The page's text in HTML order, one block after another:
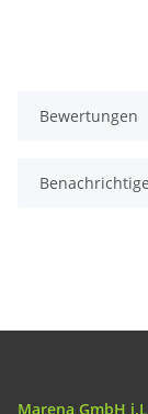
Bewertungen
Marena GmbH